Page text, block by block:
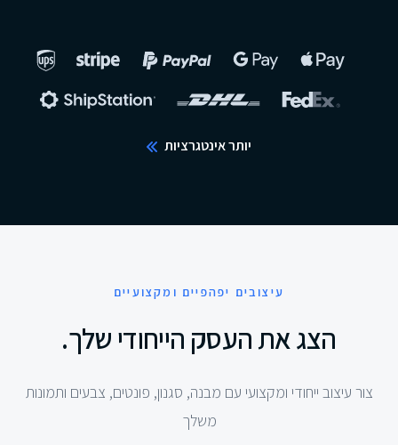
יותר אינטגרציות
עיצובים יפהפיים ומקצועיים
הצג את העסק הייחודי שלך.
צור עיצוב ייחודי ומקצועי עם מבנה, סגנון, פונטים, צבעים ותמונות
משלך